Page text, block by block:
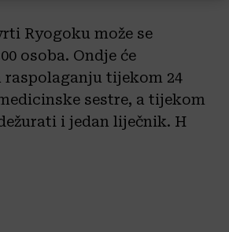
Ryogoku može se
osoba. Ondje će
tijekom 24
sestre, a tijekom
i jedan liječnik. H